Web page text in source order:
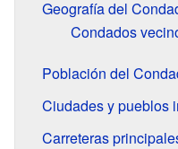
Geografía del
Condados
Población del
Ciudades y pueblos
Carreteras